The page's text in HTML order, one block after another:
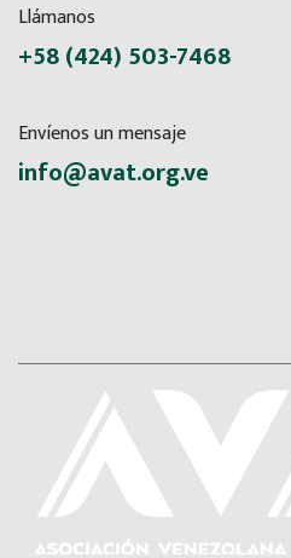
Llámanos
+58 (424) 503-7468
Envíenos un mensaje
info@avat.org.ve